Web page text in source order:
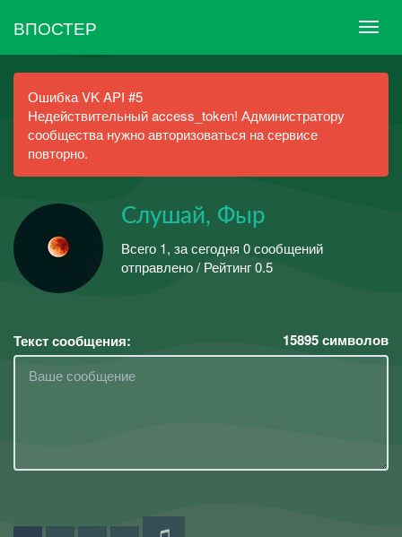
ВПОСТЕР
Ошибка VK API #5
Недействительный access_token! Администратору
сообщества нужно авторизоваться на сервисе
повторно.
Слушай, Фыр
Всего 1, за сегодня 0 сообщений
отправлено / Рейтинг 0.5
Текст сообщения: 15895символов